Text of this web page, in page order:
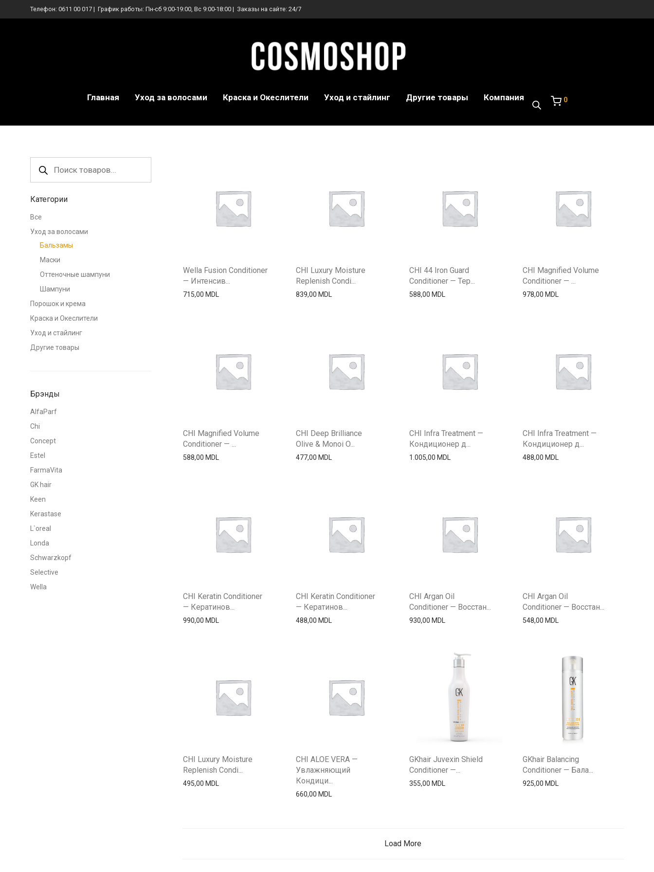
Телефон: 0611 00 017 | График работы: Пн-сб 9:00-19:00, Вс 9:00-18:00 | Заказы на сайте: 24/7
Главная Уход за волосами Краска и Океслители Уход и стайлинг Другие товары Компания 0
Поиск
товаров
Категории
Все
Уход за волосами
Бальзамы
Маски
Оттеночные шампуни
Шампуни
Порошок и крема
Краска и Океслители
Уход и стайлинг
Другие товары
Брэнды
AlfaParf
Chi
Concept
Estel
FarmaVita
GK hair
Keen
Kerastase
L`oreal
Londa
Schwarzkopf
Selective
Wella
Wella Fusion Conditioner
— Интенсив...
715,00 MDL
CHI Luxury Moisture
Replenish Condi...
839,00 MDL
CHI 44 Iron Guard
Conditioner — Тер...
588,00 MDL
CHI Magnified Volume
Conditioner — ...
978,00 MDL
CHI Magnified Volume
Conditioner — ...
588,00 MDL
CHI Deep Brilliance
Olive & Monoi O...
477,00 MDL
CHI Infra Treatment —
Кондиционер д...
1.005,00 MDL
CHI Infra Treatment —
Кондиционер д...
488,00 MDL
CHI Keratin Conditioner
— Кератинов...
990,00 MDL
CHI Keratin Conditioner
— Кератинов...
488,00 MDL
CHI Argan Oil
Conditioner — Восстан...
930,00 MDL
CHI Argan Oil
Conditioner — Восстан...
548,00 MDL
CHI Luxury Moisture
Replenish Condi...
495,00 MDL
CHI ALOE VERA —
Увлажняющий
Кондици...
660,00MDL
GKhair Juvexin Shield
Conditioner —...
355,00MDL
GKhair Balancing
Conditioner — Бала...
925,00MDL
Load More